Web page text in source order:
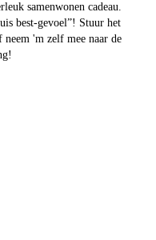
samenwonen cadeau.
best-gevoel”! Stuur het
neem 'm zelf mee naar de